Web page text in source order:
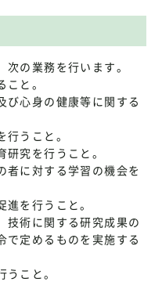
の業務を行います。
と。
び心身の健康等に関する
うこと。
究を行うこと。
者に対する学習の機会を
を行うこと。
技術に関する研究成果の
で定めるものを実施する
こと。